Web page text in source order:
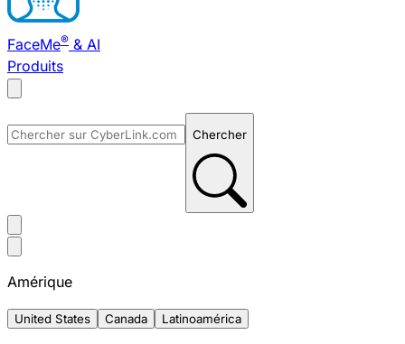
FaceMe® & AI
Produits
Chercher
Amérique
United States Canada Latinoamérica